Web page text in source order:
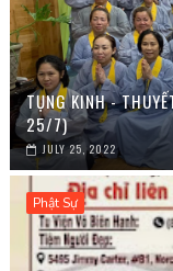
TỤNG KINH -
25/7)
JULY 25, 2022
Phật Sự